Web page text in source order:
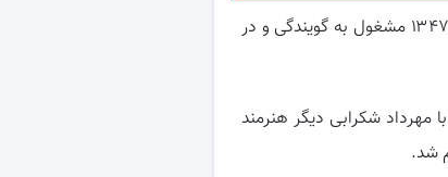
عاطفه رضوی در خانواده ی هنرمندی به دنیا آمده است. برادر بزرگ تر او بهروز رضوی از سال ۱۳۴۷ مشغول به گویندگی و در
مهرداد شکرابی دیگر هنرمند
شد.